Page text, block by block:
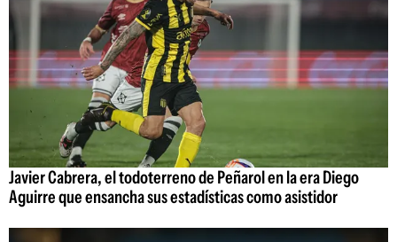
Javier Cabrera, el todoterreno de Peñarol en la era Diego
Aguirre que ensancha sus estadísticas como asistidor